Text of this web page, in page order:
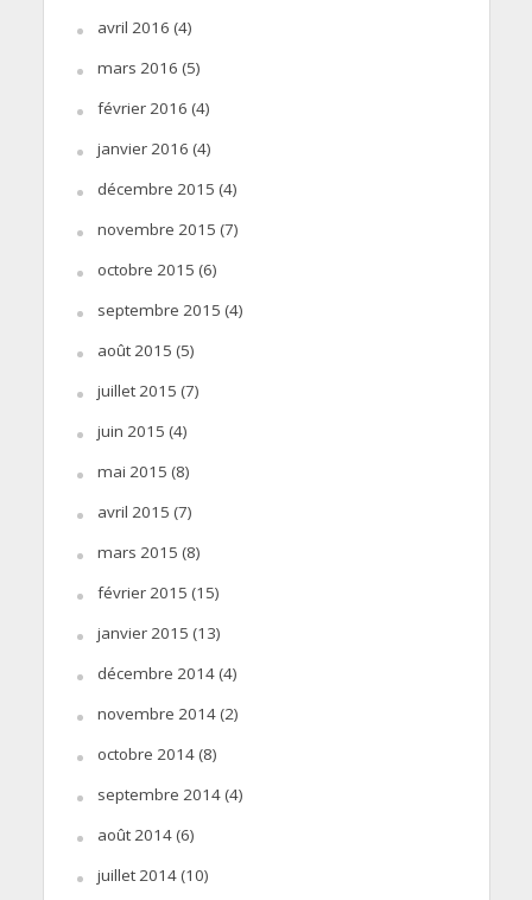
avril 2016 (4)
mars 2016 (5)
février 2016 (4)
janvier 2016 (4)
décembre 2015 (4)
novembre 2015 (7)
octobre 2015 (6)
septembre 2015 (4)
août 2015 (5)
juillet 2015 (7)
juin 2015 (4)
mai 2015 (8)
avril 2015 (7)
mars 2015 (8)
février 2015 (15)
janvier 2015 (13)
décembre 2014(4)
novembre 2014(2)
octobre 2014(8)
septembre 2014(4)
août 2014(6)
juillet 2014(10)